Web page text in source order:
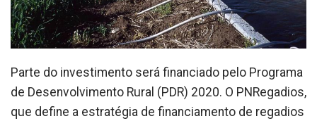
Parte do investimento será financiado pelo Programa
de Desenvolvimento Rural (PDR) 2020. O PNRegadios,
que define a estratégia de financiamento de regadios